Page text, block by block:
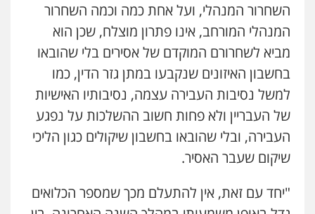
השחרור המנהלי, ועל אחת כמה וכמה השחרור
המנהלי המורחב, אינו פתרון מוצלח, שכן הוא
מביא לשחרורם המוקדם של אסירים בלי שהובאו
בחשבון האיזונים שנקבעו במתן גזר הדין, כמו
למשל נסיבות העבירה עצמה, נסיבותיו האישיות
של העבריין ולא פחות חשוב ההשלכות על נפגע
העבירה, ובלי שהובאו בחשבון שיקולים כגון הליכי
שיקום שעבר האסיר.
"יחד עם זאת, אין להתעלם מכך שמספר הכלואים